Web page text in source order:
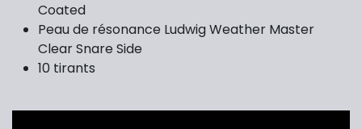
Coated
Peau de résonance Ludwig Weather Master
Clear Snare Side
10 tirants